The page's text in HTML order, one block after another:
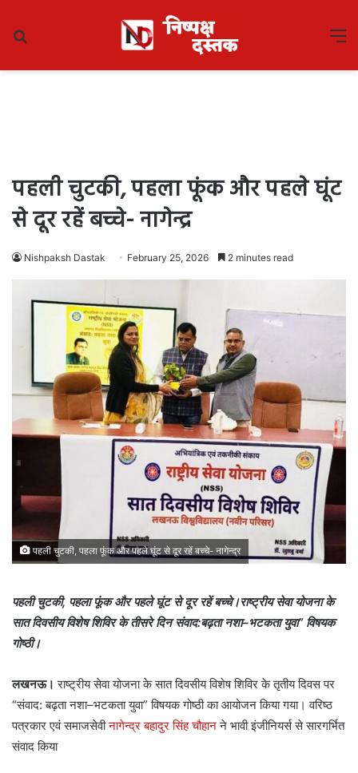
पहली चुटकी, पहला फूंक और पहले घूंट
से दूर रहें बच्चे- नागेन्द्र
Nishpaksh Dastak February 25, 2026 2 minutes read
पहली चुटकी, पहला फूंक और पहले घूंट से दूर रहें बच्चे- नागेन्द्र
पहली चुटकी, पहला फूंक और पहले घूंट से दूर रहें बच्चे।राष्ट्रीय सेवा योजना के
सात दिवसीय विशेष शिविर के तीसरे दिन संवाद:बढ़ता नशा–भटकता युवा” विषयक
गोष्ठी।
लखनऊ। राष्ट्रीय सेवा योजना के सात दिवसीय विशेष शिविर के तृतीय दिवस पर
“संवाद: बढ़ता नशा–भटकता युवा” विषयक गोष्ठी का आयोजन किया गया। वरिष्ठ
पत्रकार एवं समाजसेवीनागेन्द्र बहादुर सिंह चौहानने भावी इंजीनियर्स से सारगर्भित
संवाद किया